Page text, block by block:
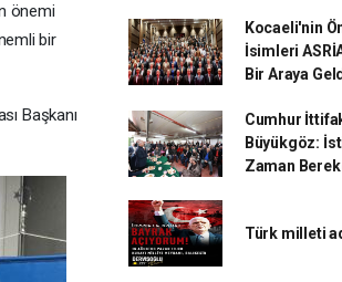
önemi
bir
Başkanı
Kocaeli'nin
İsimleri
Bir Araya
Cumhur
Büyükgöz:
Zaman
Türk milleti